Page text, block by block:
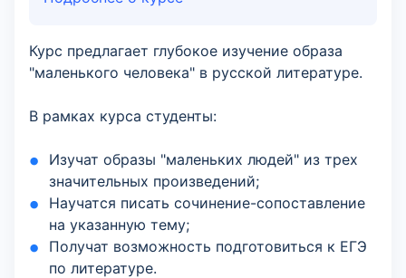
Курс предлагает глубокое изучение образа
"маленького человека" в русской литературе.
В рамках курса студенты:
Изучат образы "маленьких людей" из трех
значительных произведений;
Научатся писать сочинение-сопоставление
на указанную тему;
Получат возможность подготовиться к ЕГЭ
по литературе.